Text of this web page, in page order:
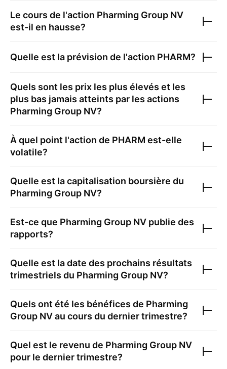
Le cours de l'action Pharming Group NV
est-il en hausse?
Quelle est la prévision de l'action PHARM?
Quels sont les prix les plus élevés et les
plus bas jamais atteints par les actions
Pharming Group NV?
À quel point l'action de PHARM est-elle
volatile?
Quelle est la capitalisation boursière du
Pharming Group NV?
Est-ce que Pharming Group NV publie des
rapports?
Quelle est la date des prochains résultats
trimestriels du Pharming Group NV?
Quels ont été les bénéfices de Pharming
Group NVau cours du dernier trimestre?
Quel est le revenu de Pharming Group NV
pour le dernier trimestre?